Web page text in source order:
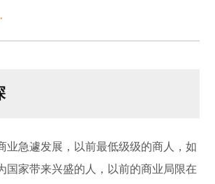
业急遽发展，以前最低级级的商人，如
国家带来兴盛的人，以前的商业局限在